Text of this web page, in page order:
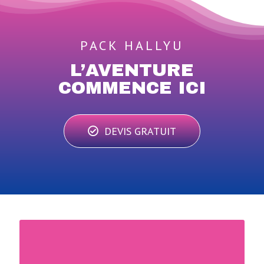
PACK HALLYU
L’AVENTURE
COMMENCE ICI
DEVIS GRATUIT